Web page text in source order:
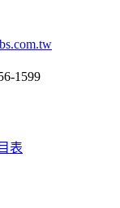
1599
表